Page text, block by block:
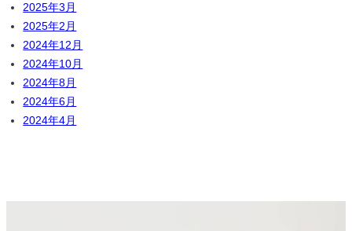
2025年3月
2025年2月
2024年12月
2024年10月
2024年8月
2024年6月
2024年4月